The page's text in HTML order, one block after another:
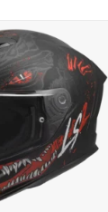
III Kaiju Matt zwart
/ Rood
AAN WINKELWAGEN